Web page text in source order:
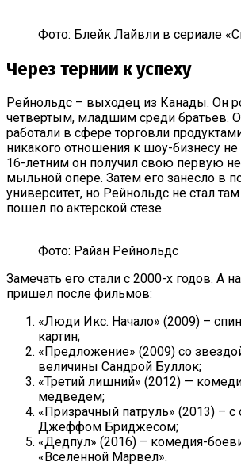
Фото: Блейк Лайвли в сериале
Через тернии к успеху
Рейнольдс – выходец из Канады. Он
четвертым, младшим среди братьев.
работали в сфере торговли
никакого отношения к шоу-бизнесу
16-летним он получил свою первую
мыльной опере. Затем его занесло в
университет, но Рейнольдс не стал
пошел по актерской стезе.
Фото: Райан Рейнольдс
Замечать его стали с 2000-х годов. А
пришел после фильмов:
«Люди Икс. Начало» (2009) –
картин;
«Предложение» (2009) со
величины Сандрой Буллок;
«Третий лишний» (2012) —
медведем;
«Призрачный патруль» (2013) –
Джеффом Бриджесом;
«Дедпул» (2016) – комедия-
«Вселенной Марвел».